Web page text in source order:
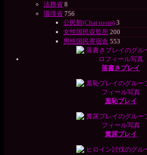
法務省 8
環境省 756
公民館(Chat room) 3
女性国民収監所 200
男性国民寄宿舎 553
落書きプレイ
羞恥プレイ
糞尿プレイ